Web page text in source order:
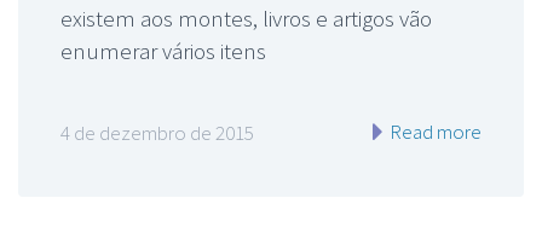
existem aos montes, livros e artigos vão
enumerar vários itens
4 de dezembro de 2015 Read more